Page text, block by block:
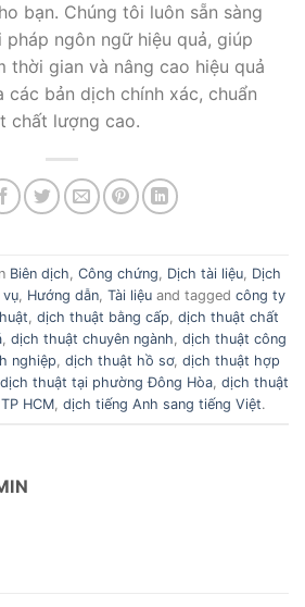
bạn. Chúng tôi luôn sẵn sàng
ngôn ngữ hiệu quả, giúp
thời gian và nâng cao hiệu quả
bản dịch chính xác, chuẩn
chất lượng cao.
Biên dịch Công chứng Dịch tài liệu Dịch
vụ Hướng dẫn Tài liệu and tagged công ty
dịch thuật bằng cấp dịch thuật chất
dịch thuật chuyên ngành dịch thuật công
nghiệp dịch thuật hồ sơ, dịch thuật hợp
dịch thuật tại phường Đông Hòa dịch thuật
HCM dịch tiếng Anh sang tiếng Việt.